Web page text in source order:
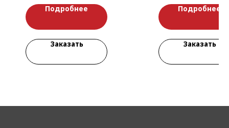
Подробнее
Заказать
Подробнее
Заказать